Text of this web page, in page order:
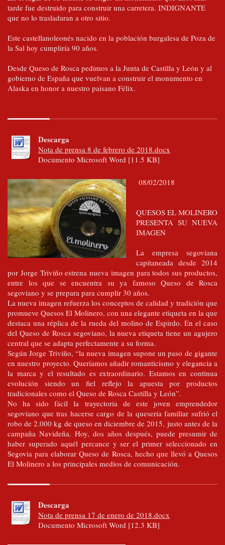
tarde fue destruido para construir una carretera. INDIGNANTE
que no lo trasladaran a otro sitio.
Este castellanoleonés nacido en la población burgalesa de Poza de
la Sal hoy cumpliría 90 años.
Desde Queso de Rosca pedimos a la Junta de Castilla y León y al
gobierno de España que vuelvan a construir el monumento en
Alaska en honor a nuestro paisano Félix.
Descarga
Nota de prensa 8 de febrero de 2018.docx
Documento Microsoft Word [11.5 KB]
08/02/2018
QUESOS EL MOLINERO
PRESENTA SU NUEVA
IMAGEN
La empresa segoviana
capitaneada desde 2014
por Jorge Triviño estrena nueva imagen para todos sus productos,
entre los que se encuentra su ya famoso Queso de Rosca
segoviano y se prepara para cumplir 30 años.
La nueva imagen refuerza los conceptos de calidad y tradición que
promueve Quesos El Molinero, con una elegante etiqueta en la que
destaca una réplica de la rueda del molino de Espirdo. En el caso
del Queso de Rosca segoviano, la nueva etiqueta tiene un agujero
central que se adapta perfectamente a su forma.
Según Jorge Triviño, “la nueva imagen supone un paso de gigante
en nuestro proyecto. Queríamos añadir romanticismo y elegancia a
la marca y el resultado es extraordinario. Estamos en continua
evolución siendo un fiel reflejo la apuesta por productos
tradicionales como el Queso de Rosca Castilla y León”.
No ha sido fácil la trayectoria de este joven emprendedor
segoviano que tras hacerse cargo de la quesería familiar sufrió el
robo de 2.000 kg de queso en diciembre de 2015, justo antes de la
campaña Navideña. Hoy, dos años después, puede presumir de
haber superado aquél percance y ser el primer seleccionado en
Segovia para elaborar Queso de Rosca, hecho que llevó a Quesos
El Molinero a los principales medios de comunicación.
Descarga
Nota de prensa 17 de enero de 2018.docx
Documento Microsoft Word [12.3 KB]